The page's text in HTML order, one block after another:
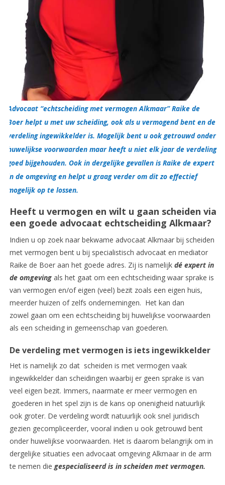
Advocaat “echtscheiding met vermogen Alkmaar” Raike de
Boer helpt u met uw scheiding, ook als u vermogend bent en de
verdeling ingewikkelder is. Mogelijk bent u ook getrouwd onder
huwelijkse voorwaarden maar heeft u niet elk jaar de verdeling
goed bijgehouden. Ook in dergelijke gevallen is Raike de expert
in de omgeving en helpt u graag verder om dit zo effectief
mogelijk op te lossen.
Heeft u vermogen en wilt u gaan scheiden via
een goede advocaat echtscheiding Alkmaar?
Indien u op zoek naar bekwame advocaat Alkmaar bij scheiden
met vermogen bent u bij specialistisch advocaat en mediator
Raike de Boer aan het goede adres. Zij is namelijkdé expert in
de omgevingals het gaat om een echtscheiding waar sprake is
van vermogen en/of eigen (veel) bezit zoals een eigen huis,
meerder huizen of zelfs ondernemingen. Het kan dan
zowel gaan om een echtscheiding bij huwelijkse voorwaarden
als een scheiding in gemeenschap van goederen.
De verdeling met vermogen is iets ingewikkelder
Het is namelijk zo dat scheiden is met vermogen vaak
ingewikkelder dan scheidingen waarbij er geen sprake is van
veel eigen bezit. Immers, naarmate er meer vermogen en
goederen in het spel zijn is de kans op onenigheid natuurlijk
ook groter. De verdeling wordt natuurlijk ook snel juridisch
gezien gecompliceerder, vooral indien u ook getrouwd bent
onder huwelijkse voorwaarden. Het is daarom belangrijk om in
dergelijke situaties een advocaat omgeving Alkmaar in de arm
te nemen die gespecialiseerd is in scheiden met vermogen.